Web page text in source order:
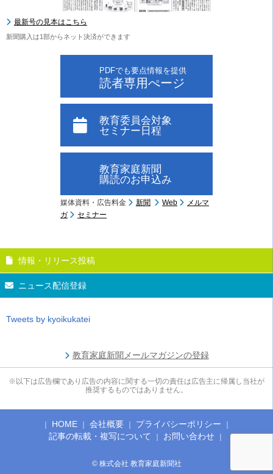
最新号の見本はこちら
新聞購入は1部からネット決済ができます
PDFでも要点情報を提供
読者専用ぺージ
教育委員会対象
セミナー日程
教育家庭新聞
購読のお申込み
媒体資料・広告料金 新聞 Web
メルマ
ガ
セミナー
情報・リリース投稿
ニュース配信登録
Tweets by kyoikukatei
教育家庭新聞メールマガジンの登録
※以下は広告欄であり広告の内容に関する一切の責任は広告主に帰属し当社が
推奨するものではありません。
© 株式会社 教育家庭新聞社
HOME 会社概要
プライバシーポリシー
記事の転載・複写について
お問い合わせ